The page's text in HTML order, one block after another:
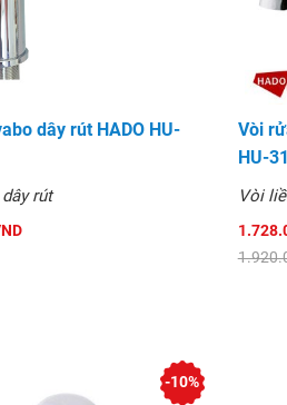
dây rút HADO HU-
rút
Vòi
HU-
Vòi
-10%